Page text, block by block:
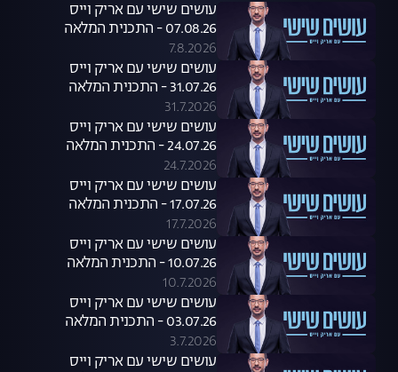
עושים שישי עם אריק וייס
07.08.26 - התכנית המלאה
7.8.2026
עושים שישי עם אריק וייס
31.07.26 - התכנית המלאה
31.7.2026
עושים שישי עם אריק וייס
24.07.26 - התכנית המלאה
24.7.2026
עושים שישי עם אריק וייס
17.07.26 - התכנית המלאה
17.7.2026
עושים שישי עם אריק וייס
10.07.26 - התכנית המלאה
10.7.2026
עושים שישי עם אריק וייס
03.07.26 - התכנית המלאה
3.7.2026
עושים שישי עם אריק וייס